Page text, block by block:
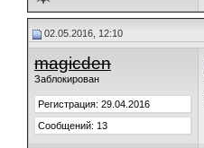
02.05.2016, 12:10
magicden
Заблокирован
Регистрация: 29.04.2016
Сообщений: 13